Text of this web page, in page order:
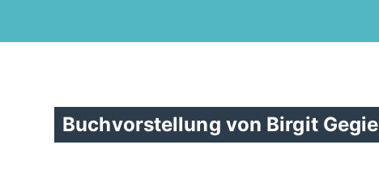
Buchvorstellung von Birgit